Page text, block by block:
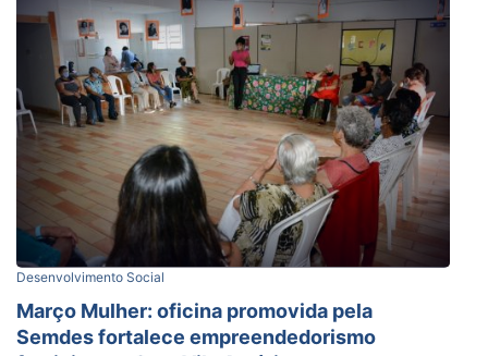
Desenvolvimento Social
Março Mulher: oficina promovida pela
Semdes fortalece empreendedorismo